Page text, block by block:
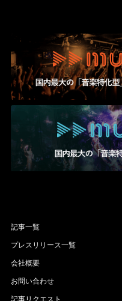
記事一覧
プレスリリース一覧
会社概要
お問い合わせ
記事リクエスト